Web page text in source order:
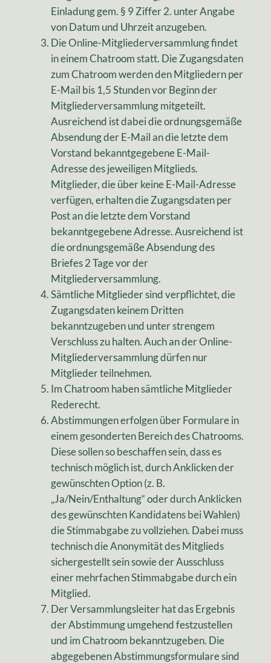
Einladung gem. § 9 Ziffer 2. unter Angabe
von Datum und Uhrzeit anzugeben.
Die Online-Mitgliederversammlung findet
in einem Chatroom statt. Die Zugangsdaten
zum Chatroom werden den Mitgliedern per
E-Mail bis 1,5 Stunden vor Beginn der
Mitgliederversammlung mitgeteilt.
Ausreichend ist dabei die ordnungsgemäße
Absendung der E-Mail an die letzte dem
Vorstand bekanntgegebene E-Mail-
Adresse des jeweiligen Mitglieds.
Mitglieder, die über keine E-Mail-Adresse
verfügen, erhalten die Zugangsdaten per
Post an die letzte dem Vorstand
bekanntgegebene Adresse. Ausreichend ist
die ordnungsgemäße Absendung des
Briefes 2 Tage vor der
Mitgliederversammlung.
Sämtliche Mitglieder sind verpflichtet, die
Zugangsdaten keinem Dritten
bekanntzugeben und unter strengem
Verschluss zu halten. Auch an der Online-
Mitgliederversammlung dürfen nur
Mitglieder teilnehmen.
Im Chatroom haben sämtliche Mitglieder
Rederecht.
Abstimmungen erfolgen über Formulare in
einem gesonderten Bereich des Chatrooms.
Diese sollen so beschaffen sein, dass es
technisch möglich ist, durch Anklicken der
gewünschten Option (z. B.
„Ja/Nein/Enthaltung“ oder durch Anklicken
des gewünschten Kandidatens bei Wahlen)
die Stimmabgabe zu vollziehen. Dabei muss
technisch die Anonymität des Mitglieds
sichergestellt sein sowie der Ausschluss
einer mehrfachen Stimmabgabe durch ein
Mitglied.
Der Versammlungsleiter hat das Ergebnis
der Abstimmung umgehend festzustellen
und im Chatroom bekanntzugeben. Die
abgegebenen Abstimmungsformulare sind